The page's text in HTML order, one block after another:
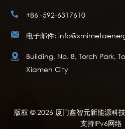
+86 -592-6317610
电子邮件:
Building, No. 8, Torch Park,
Xiamen City
版权 © 2026 厦门鑫智元新能源科
支持IPv6网络